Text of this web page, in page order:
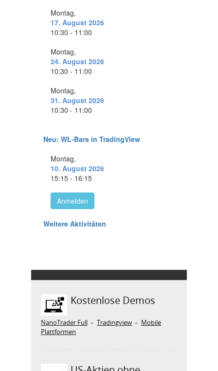
Kostenlose Demos
NanoTrader Full – Tradingview – Mobile
Plattformen